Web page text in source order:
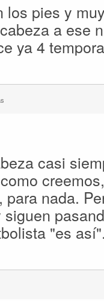
los pies y
a ese
ya 4
casi
nada.
"es